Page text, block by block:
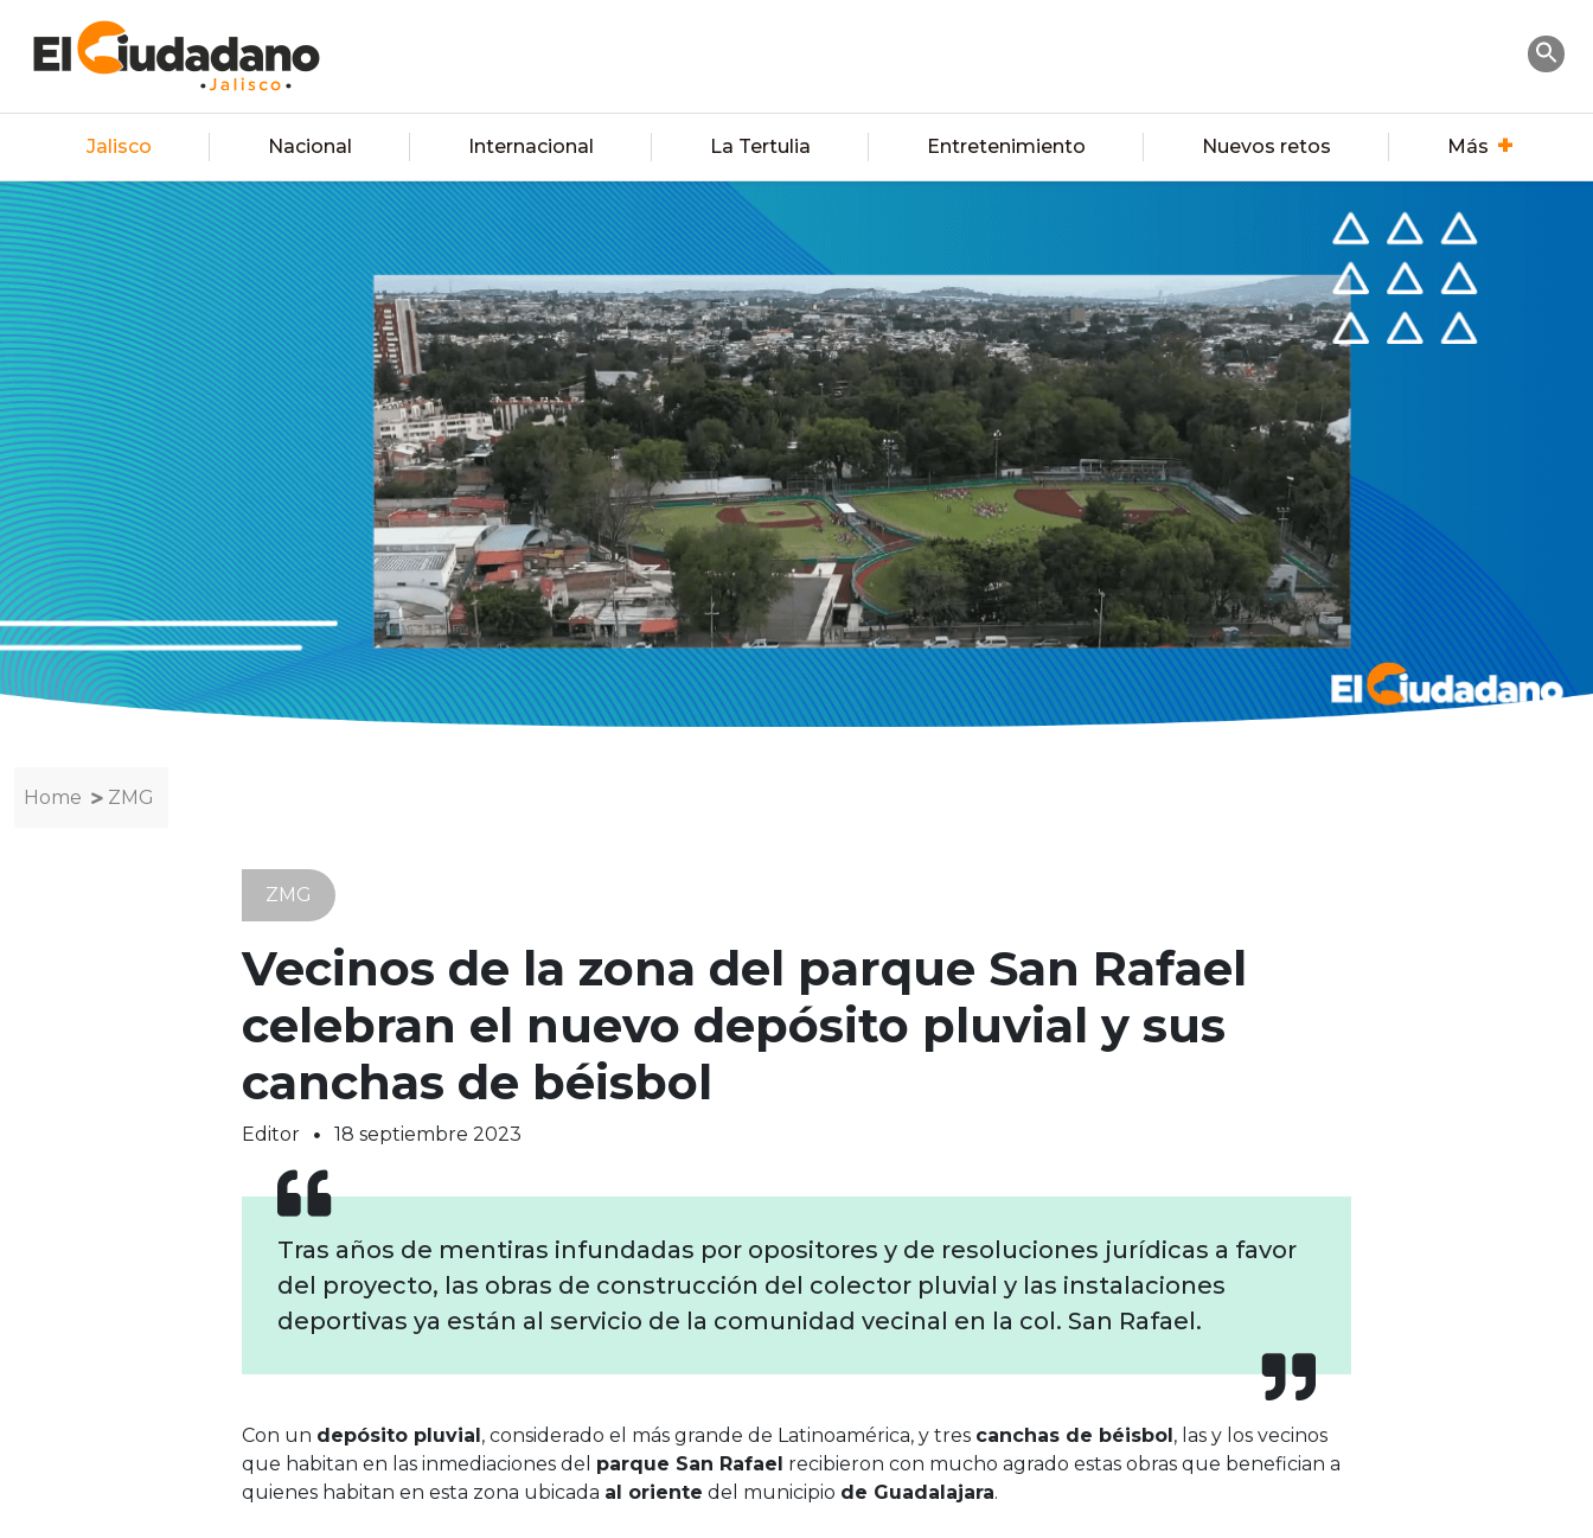
Jalisco Nacional Internacional La Tertulia Entretenimiento Nuevos retos Más
Home ZMG
ZMG
Vecinos de la zona del parque San Rafael
celebran el nuevo depósito pluvial y sus
canchas de béisbol
Editor 18 septiembre 2023
Tras años de mentiras infundadas por opositores y de resoluciones jurídicas a favor
del proyecto, las obras de construcción del colector pluvial y las instalaciones
deportivas ya están al servicio de la comunidad vecinal en la col. San Rafael.
Con un depósito pluvial, considerado el más grande de Latinoamérica, y tres canchas de béisbol, las y los vecinos
que habitan en las inmediaciones del parque San Rafael recibieron con mucho agrado estas obras que benefician a
quienes habitan en esta zona ubicada al oriente del municipio de Guadalajara.